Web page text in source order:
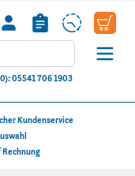
Kundenservice
05541 706 1903